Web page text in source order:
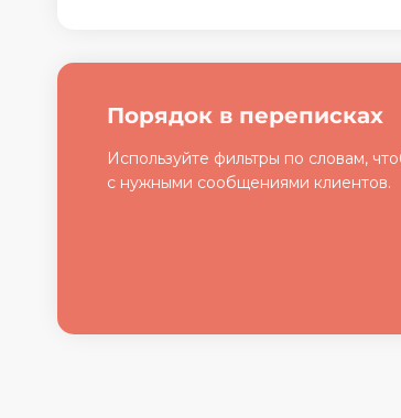
Порядок в переписках
Используйте фильтры по словам,
с нужными сообщениями клиентов.